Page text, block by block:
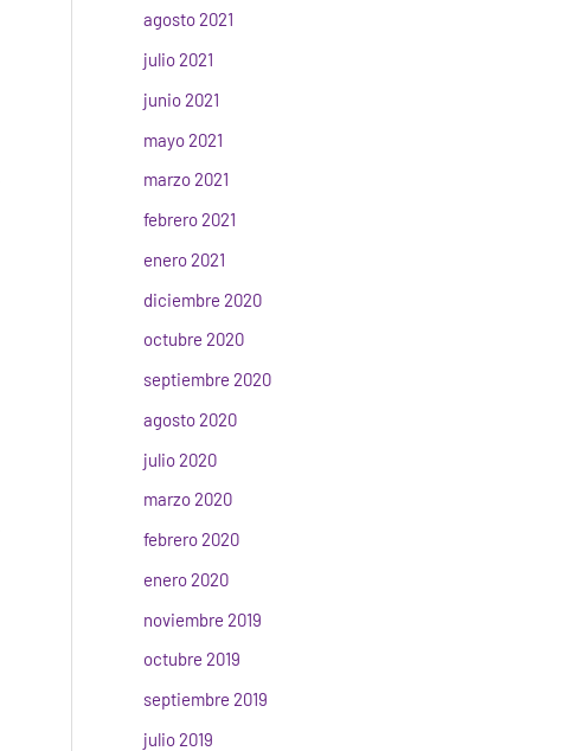
agosto 2021
julio 2021
junio 2021
mayo 2021
marzo 2021
febrero 2021
enero 2021
diciembre 2020
octubre 2020
septiembre 2020
agosto 2020
julio 2020
marzo 2020
febrero 2020
enero 2020
noviembre 2019
octubre 2019
septiembre 2019
julio 2019